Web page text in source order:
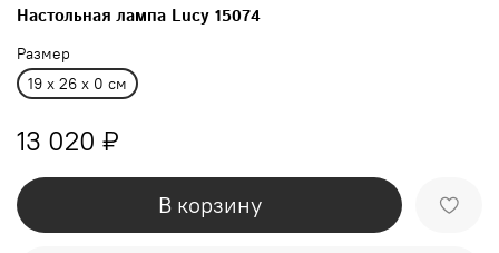
Настольная лампа Lucy 15074
Размер
19 x 26 x 0 см
13 020 ₽
В корзину